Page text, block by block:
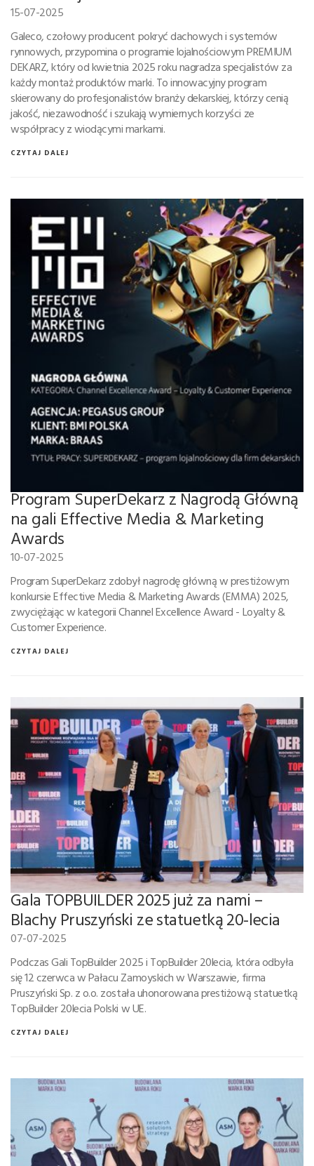
15-07-2025
Galeco, czołowy producent pokryć dachowych i systemów
rynnowych, przypomina o programie lojalnościowym PREMIUM
DEKARZ, który od kwietnia 2025 roku nagradza specjalistów za
każdy montaż produktów marki. To innowacyjny program
skierowany do profesjonalistów branży dekarskiej, którzy cenią
jakość, niezawodność i szukają wymiernych korzyści ze
współpracy z wiodącymi markami.
CZYTAJ DALEJ
Program SuperDekarz z Nagrodą Główną
na gali Effective Media & Marketing
Awards
10-07-2025
Program SuperDekarz zdobył nagrodę główną w prestiżowym
konkursie Effective Media & Marketing Awards (EMMA) 2025,
zwyciężając w kategorii Channel Excellence Award - Loyalty &
Customer Experience.
CZYTAJ DALEJ
Gala TOPBUILDER 2025 już za nami –
Blachy Pruszyński ze statuetką 20-lecia
07-07-2025
Podczas Gali TopBuilder 2025 i TopBuilder 20lecia, która odbyła
się 12 czerwca w Pałacu Zamoyskich w Warszawie, firma
Pruszyński Sp. z o.o. została uhonorowana prestiżową statuetką
TopBuilder 20lecia Polski w UE.
CZYTAJ DALEJ